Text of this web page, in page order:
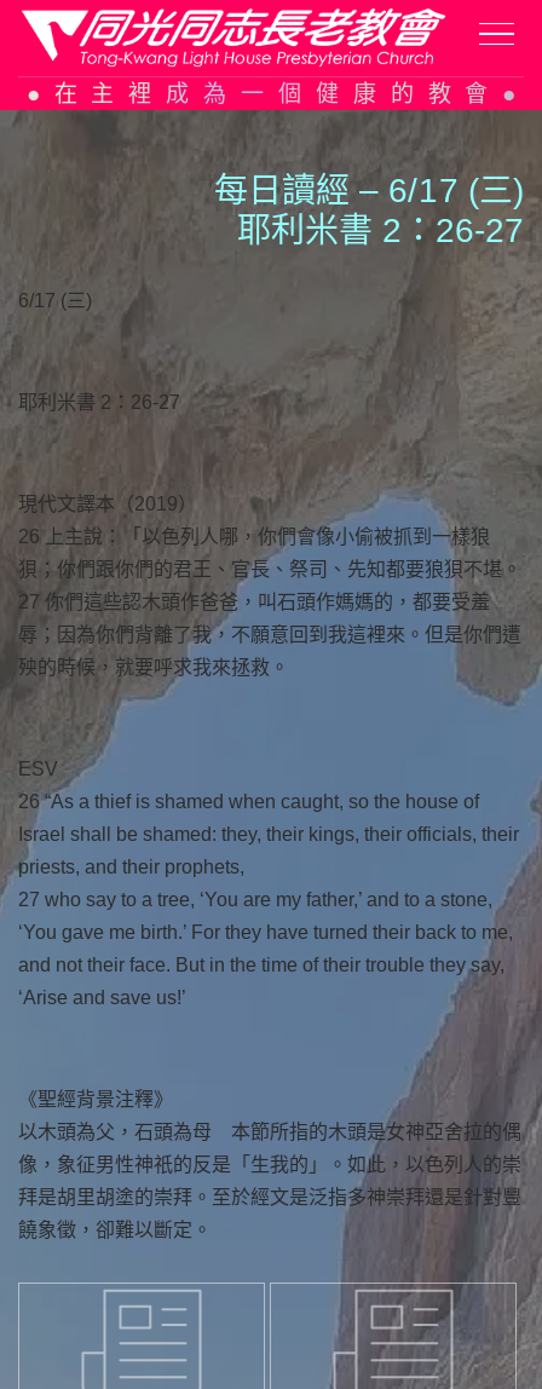
Skip
to
在主裡成為一個健康的教會
每日讀經 – 6/17 (三)
耶利米書 2：26-27
6/17 (三)
耶利米書 2：26-27
現代文譯本（2019）
26 上主說：「以色列人哪，你們會像小偷被抓到一樣狼
狽；你們跟你們的君王、官長、祭司、先知都要狼狽不堪。
27 你們這些認木頭作爸爸，叫石頭作媽媽的，都要受羞
辱；因為你們背離了我，不願意回到我這裡來。但是你們遭
殃的時候，就要呼求我來拯救。
ESV
26 “As a thief is shamed when caught, so the house of
Israel shall be shamed: they, their kings, their officials, their
priests, and their prophets,
27 who say to a tree, ‘You are my father,’ and to a stone,
‘You gave me birth.’ For they have turned their back to me,
and not their face. But in the time of their trouble they say,
‘Arise and save us!’
《聖經背景注釋》
以木頭為父，石頭為母 本節所指的木頭是女神亞舍拉的偶
像，象征男性神祇的反是「生我的」。如此，以色列人的崇
拜是胡里胡塗的崇拜。至於經文是泛指多神崇拜還是針對豐
饒象徵，卻難以斷定。